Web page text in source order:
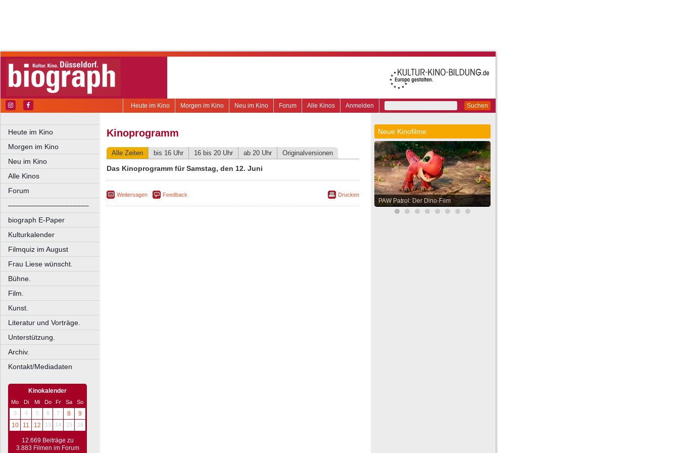
Suchen
Anmelden
Alle Kinos
Forum
Neu im Kino
Morgen im Kino
Heute im Kino
Heute im Kino
Morgen im Kino
Neu im Kino
Alle Kinos
Forum
––––––––––––––––––––
biograph E-Paper
Kulturkalender
Filmquiz im August
Frau Liese wünscht.
Bühne.
Film.
Kunst.
Literatur und Vorträge.
Unterstützung.
Archiv.
Kontakt/Mediadaten
Kinokalender
Mo Di Mi Do Fr Sa
So
3
4 5 6 7 8
9
10
11 12 13 14 15 16
12.669 Beiträge zu
3.883 Filmen im Forum
Kinoprogramm
Alle Zeiten bis 16 Uhr 16 bis 20 Uhr ab 20 Uhr Originalversionen
Das Kinoprogramm für Samstag, den 12. Juni
Weitersagen Feedback Drucken
Neue Kinofilme
PAW Patrol: Der Dino-Film